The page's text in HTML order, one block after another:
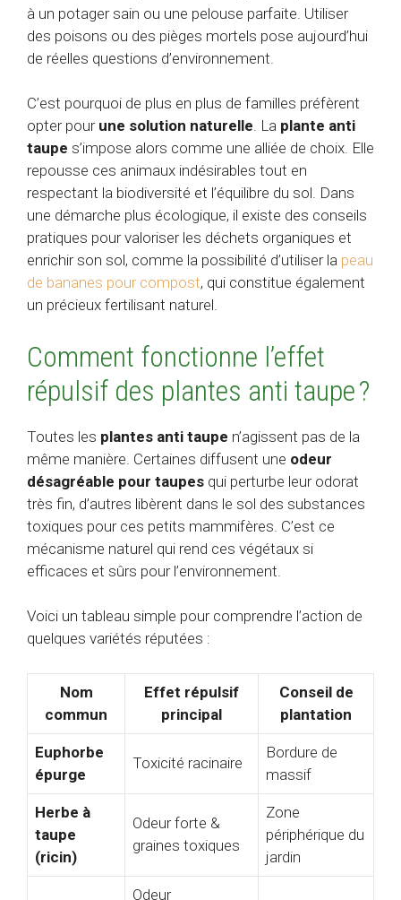
à un potager sain ou une pelouse parfaite. Utiliser
des poisons ou des pièges mortels pose aujourd’hui
de réelles questions d’environnement.
C’est pourquoi de plus en plus de familles préfèrent
opter pour une solution naturelle. La plante anti
taupe s’impose alors comme une alliée de choix. Elle
repousse ces animaux indésirables tout en
respectant la biodiversité et l’équilibre du sol. Dans
une démarche plus écologique, il existe des conseils
pratiques pour valoriser les déchets organiques et
enrichir son sol, comme la possibilité d’utiliser la peau
de bananes pour compost, qui constitue également
un précieux fertilisant naturel.
Comment fonctionne l’effet
répulsif des plantes anti taupe ?
Toutes les plantes anti taupe n’agissent pas de la
même manière. Certaines diffusent une odeur
désagréable pour taupes qui perturbe leur odorat
très fin, d’autres libèrent dans le sol des substances
toxiques pour ces petits mammifères. C’est ce
mécanisme naturel qui rend ces végétaux si
efficaces et sûrs pour l’environnement.
Voici un tableau simple pour comprendre l’action de
quelques variétés réputées :
Nom
commun
Effet répulsif
principal
Conseil de
plantation
Euphorbe
épurge
Toxicité racinaire
Bordure de
massif
Herbe à
taupe
(ricin)
Odeur forte &
graines toxiques
Zone
périphérique du
jardin
Odeur